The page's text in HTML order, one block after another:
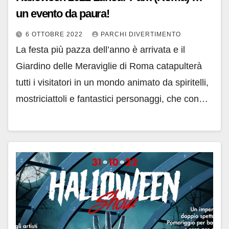
un evento da paura!
6 OTTOBRE 2022 PARCHI DIVERTIMENTO
La festa più pazza dell’anno è arrivata e il
Giardino delle Meraviglie di Roma catapulterà
tutti i visitatori in un mondo animato da spiritelli,
mostriciattoli e fantastici personaggi, che con…